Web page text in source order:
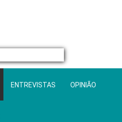
ENTREVISTAS OPINIÃO